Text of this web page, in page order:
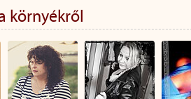
környékről